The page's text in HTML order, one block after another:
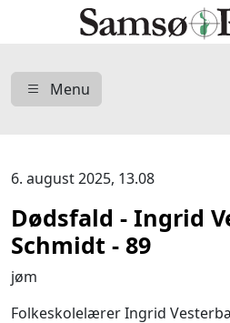
Menu
6. august 2025, 13.08
Dødsfald - Ingrid
Schmidt - 89
jøm
Folkeskolelærer Ingrid